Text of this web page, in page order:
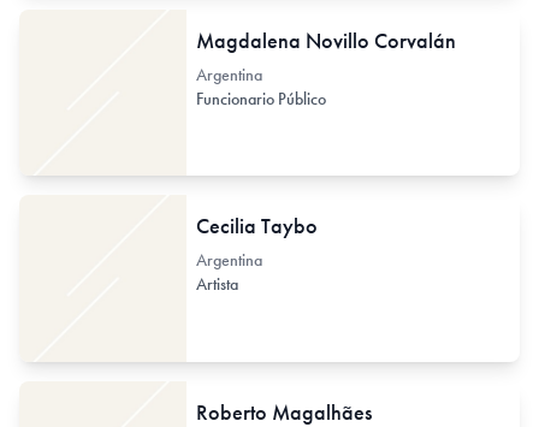
Magdalena Novillo Corvalán
Argentina
Funcionario Público
Cecilia Taybo
Argentina
Artista
Roberto Magalhães